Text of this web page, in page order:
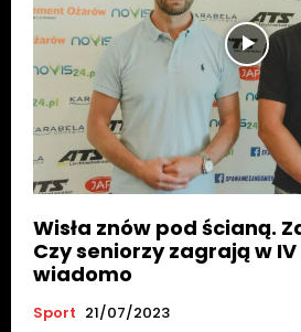
Wisła znów pod ścianą.
Czy seniorzy zagrają w
wiadomo
Sport 21/07/2023